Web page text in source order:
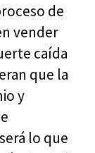
de
vender
caída
que la
y
lo que